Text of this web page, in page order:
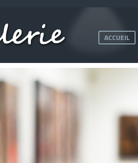
ACCUEIL